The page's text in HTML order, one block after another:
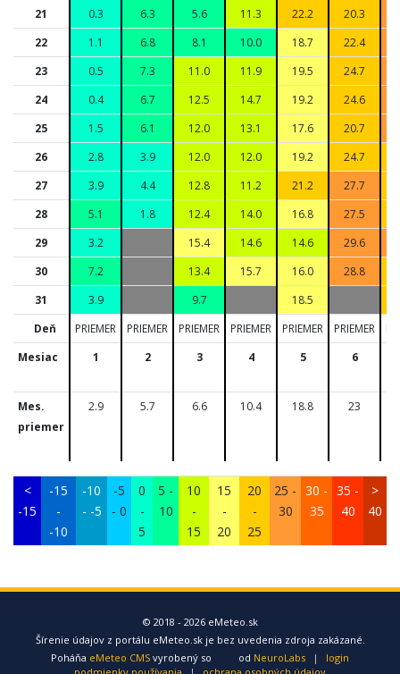
21
0.3 6.3 5.6 11.3 22.2 20.3
22
1.1 6.8 8.1 10.0 18.7 22.4
23
0.5 7.3 11.0 11.9 19.5 24.7
24
0.4 6.7 12.5 14.7 19.2 24.6
25
1.5 6.1 12.0 13.1 17.6 20.7
26
2.8 3.9 12.0 12.0 19.2 24.7
27
3.9 4.4 12.8 11.2 21.2 27.7
28
5.1 1.8 12.4 14.0 16.8 27.5
29
3.2 15.4 14.6 14.6 29.6
30
7.2 13.4 15.7 16.0 28.8
31
3.9 9.7 18.5
Deň
PRIEMER PRIEMER PRIEMER PRIEMER PRIEMER PRIEMER
Mesiac
1 2 3 4 5 6
Mes.
priemer
2.9 5.7 6.6 10.4 18.8 23
<
-15
-15
-
-10
-10
- -5
-5
- 0
0
-
5
5 -
10
10
-
15
15
-
20
20
-
25
25 -
30
30 -
35
35 -
40
>
40
© 2018 - 2026 eMeteo.sk
Šírenie údajov z portálu eMeteo.sk je bez uvedenia zdroja zakázané.
Poháňa eMeteo CMS vyrobený so od NeuroLabs |
login